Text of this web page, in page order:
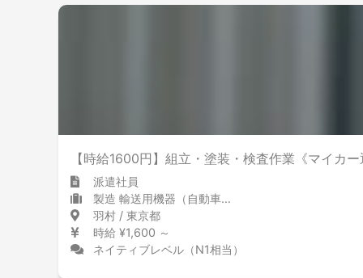
【時給1600円】組立・塗装・検査作業《マイカ
派遣社員
製造 輸送用機器（自動車含む）
羽村 / 東京都
時給 ¥1,600 ～
ネイティブレベル（N1相当）